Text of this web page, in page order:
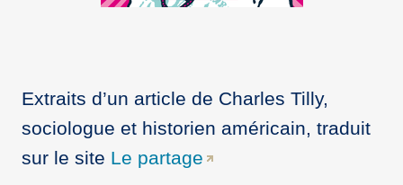
Extraits d’un article de Charles Tilly,
sociologue et historien américain, traduit
sur le site Le partage